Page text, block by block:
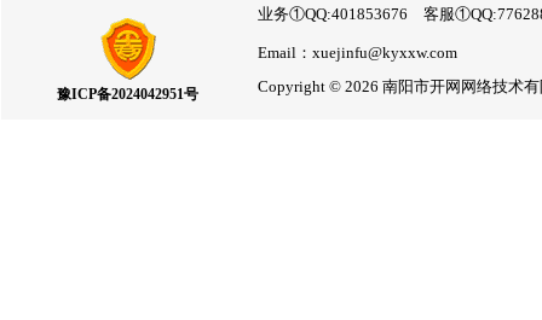
豫ICP备2024042951号
业务①QQ:401853676 客服
Email：xuejinfu@kyxxw.com
Copyright © 2026 南阳市开网网络技术